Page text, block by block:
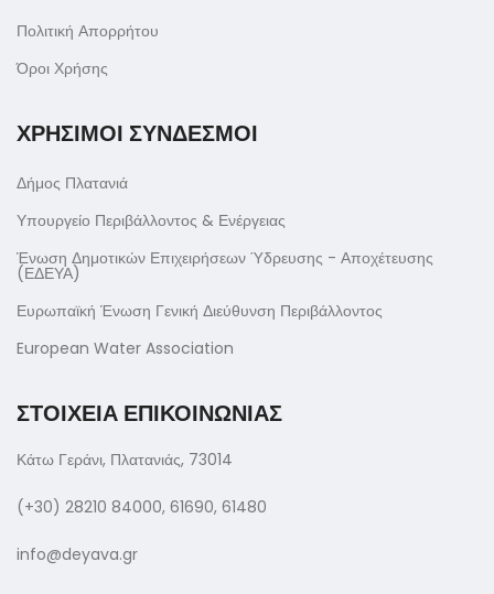
Πολιτική Απορρήτου
Όροι Χρήσης
ΧΡΗΣΙΜΟΙ ΣΥΝΔΕΣΜΟΙ
Δήμος Πλατανιά
Υπουργείο Περιβάλλοντος & Ενέργειας
Ένωση Δημοτικών Επιχειρήσεων Ύδρευσης - Αποχέτευσης
(ΕΔΕΥΑ)
Ευρωπαϊκή Ένωση Γενική Διεύθυνση Περιβάλλοντος
European Water Association
ΣΤΟΙΧΕΙΑ ΕΠΙΚΟΙΝΩΝΙΑΣ
Κάτω Γεράνι, Πλατανιάς, 73014
(+30) 28210 84000, 61690, 61480
info@deyava.gr